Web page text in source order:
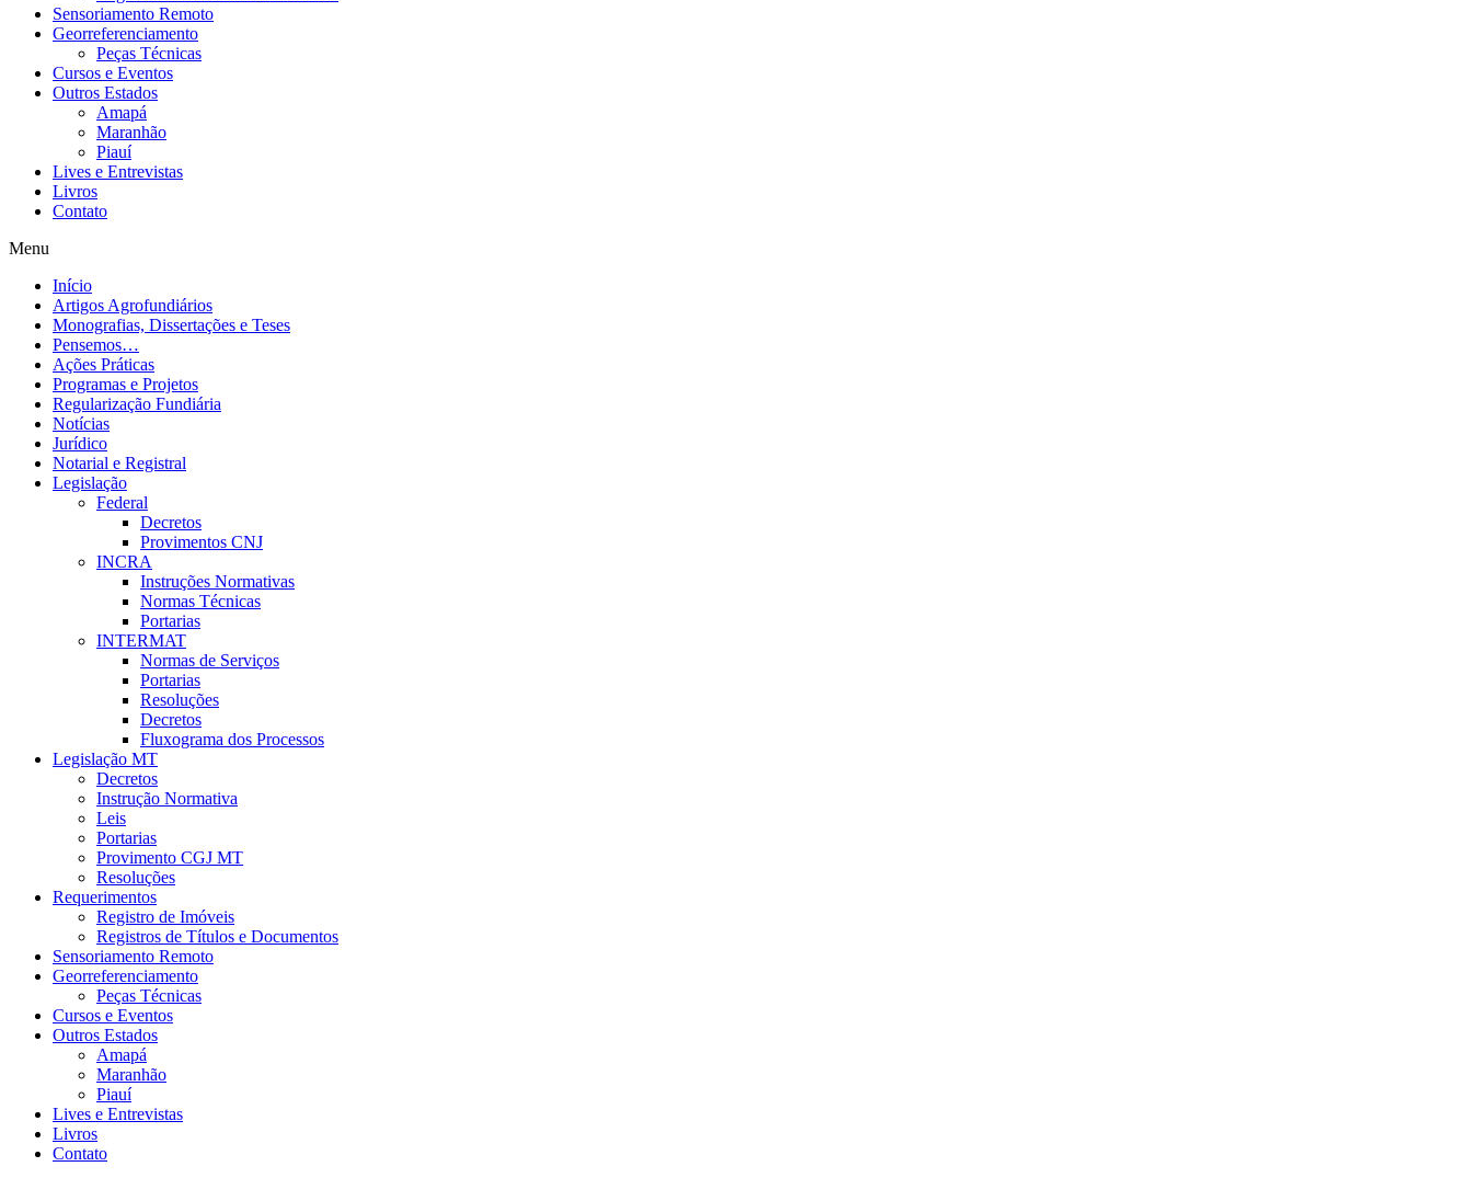
Sensoriamento Remoto
Georreferenciamento
Peças Técnicas
Cursos e Eventos
Outros Estados
Amapá
Maranhão
Piauí
Lives e Entrevistas
Livros
Contato
Menu
Início
Artigos Agrofundiários
Monografias, Dissertações e Teses
Pensemos…
Ações Práticas
Programas e Projetos
Regularização Fundiária
Notícias
Jurídico
Notarial e Registral
Legislação
Federal
Decretos
Provimentos CNJ
INCRA
Instruções Normativas
Normas Técnicas
Portarias
INTERMAT
Normas de Serviços
Portarias
Resoluções
Decretos
Fluxograma dos Processos
Legislação MT
Decretos
Instrução Normativa
Leis
Portarias
Provimento CGJ MT
Resoluções
Requerimentos
Registro de Imóveis
Registros de Títulos e Documentos
Sensoriamento Remoto
Georreferenciamento
Peças Técnicas
Cursos e Eventos
Outros Estados
Amapá
Maranhão
Piauí
Lives e Entrevistas
Livros
Contato